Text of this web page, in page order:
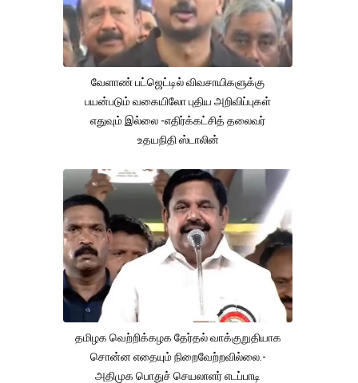
வேளாண் பட்ஜெட்டில் விவசாயிகளுக்கு
பயன்படும் வகையிலோ புதிய அறிவிப்புகள்
எதுவும் இல்லை -எதிர்க்கட்சித் தலைவர்
உதயநிதி ஸ்டாலின்
தமிழக வெற்றிக்கழக தேர்தல் வாக்குறுதியாக
சொன்ன எதையும் நிறைவேற்றவில்லை.-
அதிமுக பொதுச் செயலாளர் எடப்பாடி